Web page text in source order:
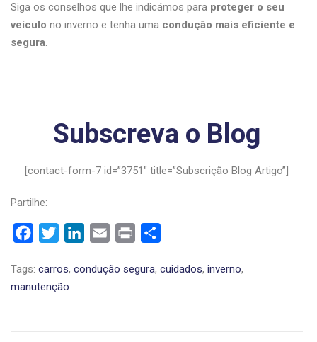
Siga os conselhos que lhe indicámos para proteger o seu
veículo no inverno e tenha uma condução mais eficiente e
segura.
Subscreva o Blog
[contact-form-7 id=”3751″ title=”Subscrição Blog Artigo”]
Partilhe:
FacebookTwitterLinkedIn
Email Print
Tags: carros, condução segura, cuidados, inverno,
manutenção